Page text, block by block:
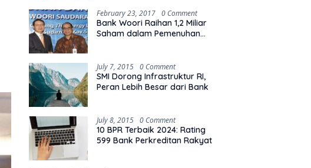
February 23, 2017 0 Comment
Bank Woori Raihan 1,2 Miliar
Saham dalam Pemenuhan
July 7, 2015 0 Comment
SMI Dorong Infrastruktur RI,
Peran Lebih Besar dari Bank
July 8, 2015 0 Comment
10 BPR Terbaik 2024: Rating
599 Bank Perkreditan Rakyat